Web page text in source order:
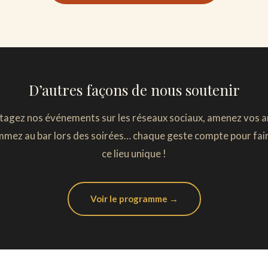
D’autres façons de nous soutenir
nos événements sur les réseaux sociaux, amenez vos
au bar lors des soirées… chaque geste compte pour
ce lieu unique !
Voir le programme →